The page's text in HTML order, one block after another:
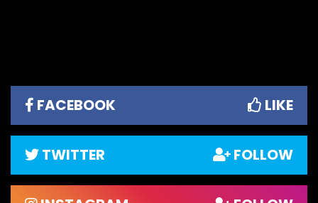
FACEBOOK LIKE
TWITTER FOLLOW